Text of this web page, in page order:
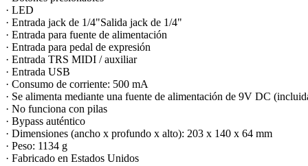
· LED
· Entrada jack de 1/4"Salida jack de 1/4"
· Entrada para fuente de alimentación
· Entrada para pedal de expresión
· Entrada TRS MIDI / auxiliar
· Entrada USB
· Consumo de corriente: 500 mA
· Se alimenta mediante una fuente de alimentación de 9V DC
· No funciona con pilas
· Bypass auténtico
· Dimensiones (ancho x profundo x alto): 203 x 140 x 64 mm
· Peso: 1134 g
· Fabricado en Estados Unidos